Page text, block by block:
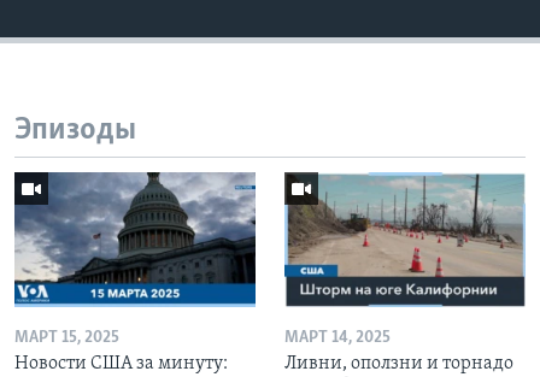
Эпизоды
МАРТ 15, 2025
Новости США за минуту:
МАРТ 14, 2025
Ливни, оползни и торнадо